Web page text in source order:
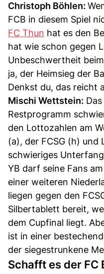
Christoph Böhlen:
FCB in diesem Spiel
FC Thun hat es den
hat wie schon gegen
Unbeschwertheit
ja, der Heimsieg der
Denkst du, das reicht
Mischi Wettstein:
Restprogramm
den Lottozahlen am
(a), der FCSG (h) und
schwieriges
YB darf seine Fans
einer weiteren
liegen gegen den
Silbertablett bereit,
dem Cupfinal liegt.
ist in einer
der siegestrunkene
Schafft es der FC